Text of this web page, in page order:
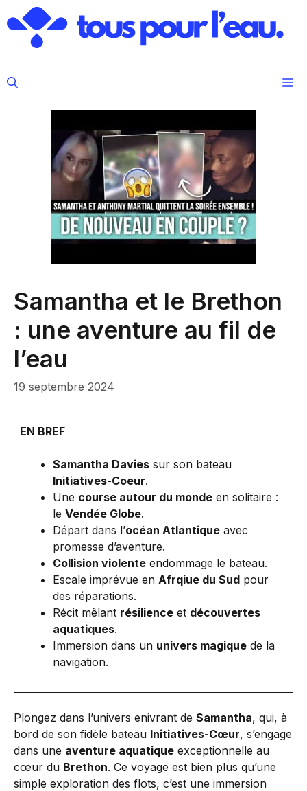
au
contenu
Samantha et le Brethon
: une aventure au fil de
l’eau
19 septembre 2024
EN BREF
Samantha Davies sur son bateau
Initiatives-Coeur.
Une course autour du monde en solitaire :
le Vendée Globe.
Départ dans l’océan Atlantique avec
promesse d’aventure.
Collision violente endommage le bateau.
Escale imprévue en Afrqiue du Sud pour
des réparations.
Récit mêlant résilience et découvertes
aquatiques.
Immersion dans un univers magique de la
navigation.
Plongez dans l’univers enivrant de Samantha, qui, à
bord de son fidèle bateau Initiatives-Cœur, s’engage
dans une aventure aquatique exceptionnelle au
cœur du Brethon. Ce voyage est bien plus qu’une
simple exploration des flots, c’est une immersion